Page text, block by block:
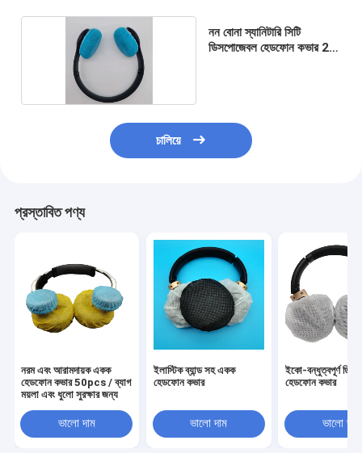
নন বোনা স্যানিটারি সিটি
ডিসপোজেবল হেডফোন কভার 2.5
চালিয়ে
প্রস্তাবিত পণ্য
নরম এবং আরামদায়ক একক
হেডফোন কভার 50pcs / ব্যাগ
ময়লা এবং ধুলো সুরক্ষার জন্য
ভালো দাম
ইলাস্টিক ব্যান্ড সহ একক
হেডফোন কভার
ভালো দাম
ইকো-বন্ধুত্বপূর্ণ
হেডফোন কভার
ভালো দাম